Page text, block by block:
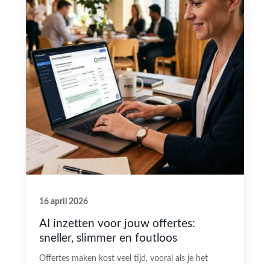
16 april 2026
AI inzetten voor jouw offertes:
sneller, slimmer en foutloos
Offertes maken kost veel tijd, vooral als je het